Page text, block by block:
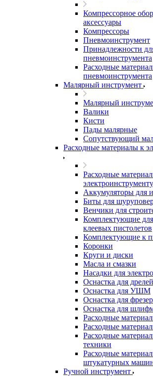
Компрессорное
аксессуары
Компрессоры
Пневмоинструмент
Принадлежности
пневмоинструмента
Расходные
пневмоинструмента
Малярный инструмент
Малярный
Валики
Кисти
Пады малярные
Сопутствующий
Расходные материалы к
Расходные
электроинструменту
Аккумуляторы для
Биты для
Венчики для
Комплектующие
клеевых пистолетов
Комплектующие к
Коронки
Круги и диски
Масла и смазки
Насадки для
Оснастка для
Оснастка для УШМ
Оснастка для
Оснастка для
Расходные
Расходные
Расходные
техники
Расходные
штукатурных
Ручной инструмент